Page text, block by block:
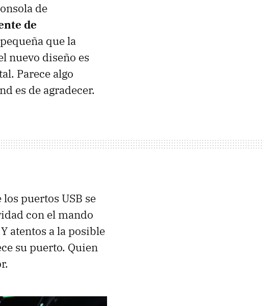
de
de
que la
nuevo diseño es
Parece algo
es de agradecer.
puertos USB se
con el mando
atentos a la posible
su puerto. Quien